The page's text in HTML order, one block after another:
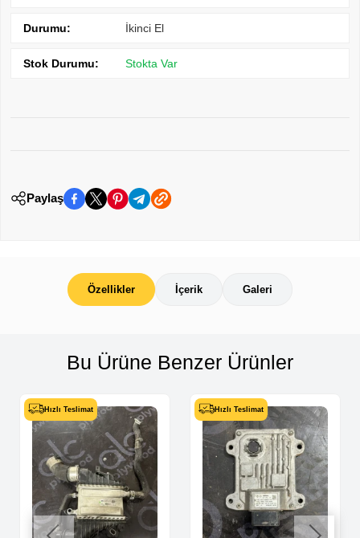
Durumu: İkinci El
Stok Durumu: Stokta Var
Paylaş
Özellikler İçerik Galeri
Bu Ürüne Benzer Ürünler
Hızlı Teslimat Hızlı Teslimat